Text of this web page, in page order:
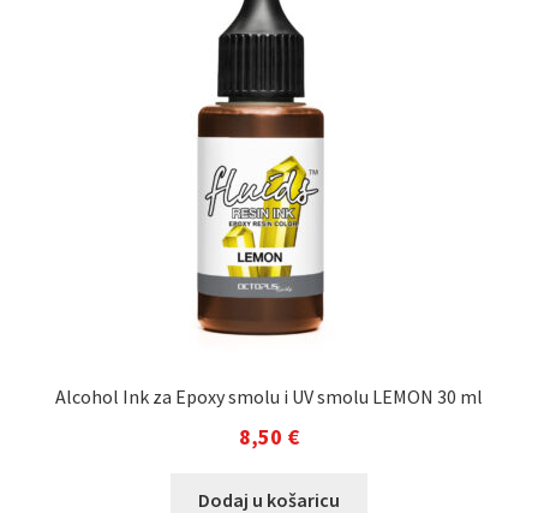
Alcohol Ink za Epoxy smolu i UV smolu LEMON 30 ml
8,50 €
Dodaj u košaricu